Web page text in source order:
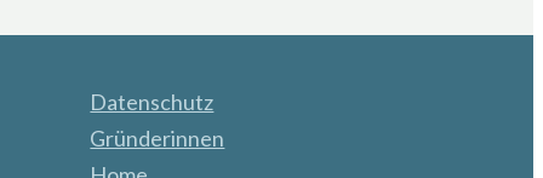
Datenschutz
Gründerinnen